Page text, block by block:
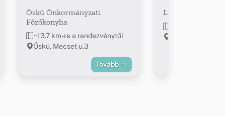
Öskü Önkormányzati
Főzőkonyha
~13.7 km-re a rendezvénytől
Öskü, Mecset u.3
Tovább
Lila Akác Söröző